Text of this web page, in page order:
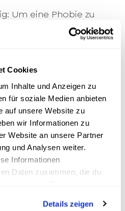
Cookies
Inhalte und Anzeigen zu
für soziale Medien anbieten
auf unsere Website zu
wir Informationen zu
Website an unsere Partner
und Analysen weiter.
Informationen
Daten zusammen, die du
Details zeigen
Um eine Phobie zu
Begleitung.
stark einschränkt,
als wirksam
eineraktuellen
für
hervor.
z. B. bei der Angst vor
kommen immer